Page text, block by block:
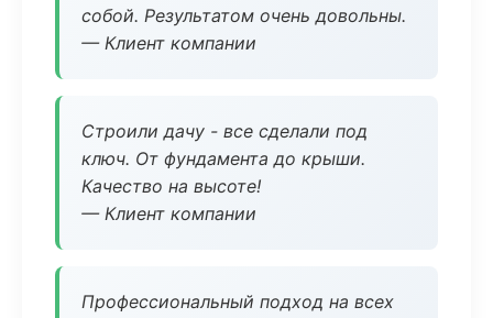
собой. Результатом очень довольны.
— Клиент компании
Строили дачу - все сделали под
ключ. От фундамента до крыши.
Качество на высоте!
— Клиент компании
Профессиональный подход на всех